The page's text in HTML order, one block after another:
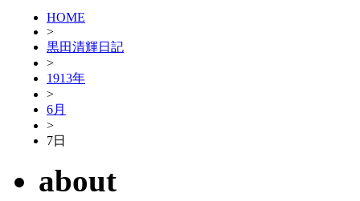
HOME
>
黒田清輝日記
>
1913年
>
6月
>
7日
about